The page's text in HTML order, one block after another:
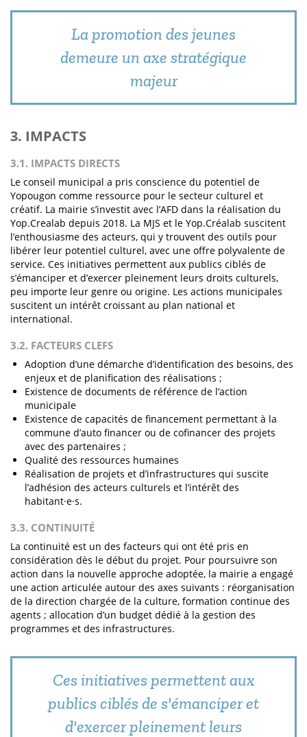
La promotion des jeunes
demeure un axe stratégique
majeur
3. IMPACTS
3.1. IMPACTS DIRECTS
Le conseil municipal a pris conscience du potentiel de
Yopougon comme ressource pour le secteur culturel et
créatif. La mairie s’investit avec l’AFD dans la réalisation du
Yop.Crealab depuis 2018. La MJS et le Yop.Créalab suscitent
l’enthousiasme des acteurs, qui y trouvent des outils pour
libérer leur potentiel culturel, avec une offre polyvalente de
service. Ces initiatives permettent aux publics ciblés de
s’émanciper et d’exercer pleinement leurs droits culturels,
peu importe leur genre ou origine. Les actions municipales
suscitent un intérêt croissant au plan national et
international.
3.2. FACTEURS CLEFS
Adoption d’une démarche d’identification des besoins, des
enjeux et de planification des réalisations ;
Existence de documents de référence de l’action
municipale
Existence de capacités de financement permettant à la
commune d’auto financer ou de cofinancer des projets
avec des partenaires ;
Qualité des ressources humaines
Réalisation de projets et d’infrastructures qui suscite
l’adhésion des acteurs culturels et l’intérêt des
habitant·e·s.
3.3. CONTINUITÉ
La continuité est un des facteurs qui ont été pris en
considération dès le début du projet. Pour poursuivre son
action dans la nouvelle approche adoptée, la mairie a engagé
une action articulée autour des axes suivants : réorganisation
de la direction chargée de la culture, formation continue des
agents ; allocation d’un budget dédié à la gestion des
programmes et des infrastructures.
Ces initiatives permettent aux
publics ciblés de s'émanciper et
d'exercer pleinement leurs